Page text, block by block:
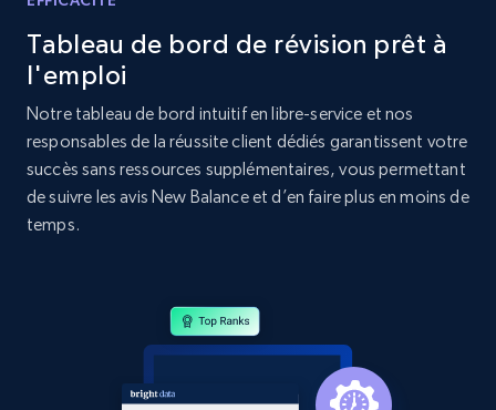
Home Depot US - Discovery products by
specific category URL
URL, Domain, Country code, Model number,
Sku, Product id, Product name, Manufacturer,
and more.
Amazon products global dataset
Tableau de bord de révision prêt à
l'emploi
Notre tableau de bord intuitif en libre-service et nos
responsables de la réussite client dédiés garantissent votre
succès sans ressources supplémentaires, vous permettant
de suivre les avis New Balance et d’en faire plus en moins de
temps.